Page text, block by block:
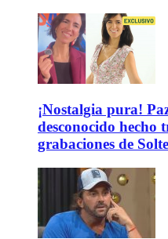
¡Nostalgia pura!
desconocido hecho
grabaciones de